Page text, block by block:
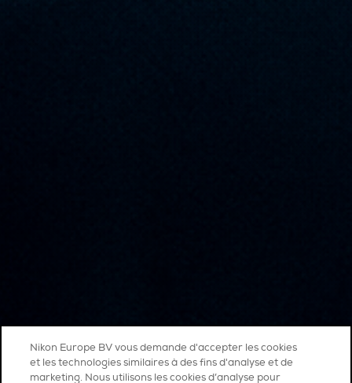
Nikon Europe BV vous demande d'accepter les cookies
et les technologies similaires à des fins d'analyse et de
marketing. Nous utilisons les cookies d’analyse pour